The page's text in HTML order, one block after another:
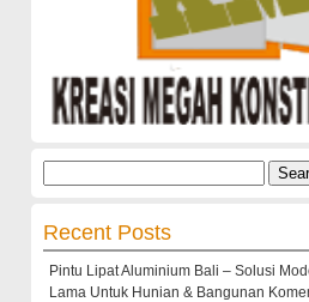
Recent Posts
Pintu Lipat Aluminium Bali – Solusi
Lama Untuk Hunian & Bangunan